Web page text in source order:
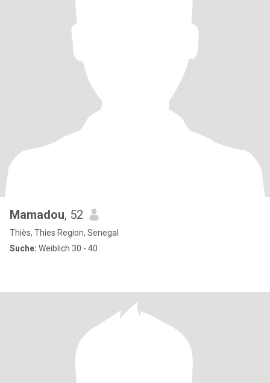
Mamadou, 52
Thiès, Thies Region, Senegal
Suche: Weiblich 30 - 40